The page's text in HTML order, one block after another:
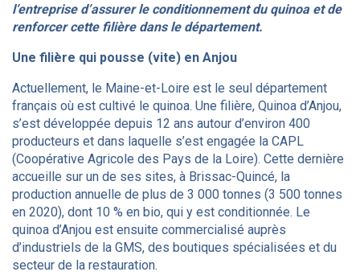
l’entreprise d’assurer le conditionnement du quinoa et de
renforcer cette filière dans le département.
Une filière qui pousse (vite) en Anjou
Actuellement, le Maine-et-Loire est le seul département
français où est cultivé le quinoa. Une filière, Quinoa d’Anjou,
s’est développée depuis 12 ans autour d’environ 400
producteurs et dans laquelle s’est engagée la CAPL
(Coopérative Agricole des Pays de la Loire). Cette dernière
accueille sur un de ses sites, à Brissac-Quincé, la
production annuelle de plus de 3 000 tonnes (3 500 tonnes
en 2020), dont 10 % en bio, qui y est conditionnée. Le
quinoa d’Anjou est ensuite commercialisé auprès
d’industriels de la GMS, des boutiques spécialisées et du
secteur de la restauration.